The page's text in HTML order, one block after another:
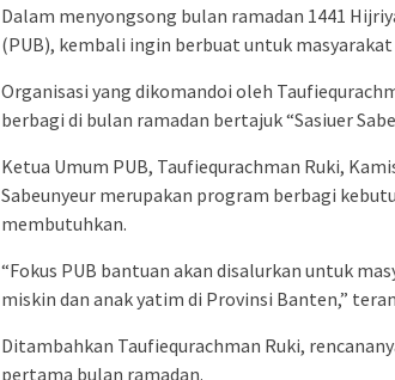
Dalam menyongsong bulan ramadan 1441
(PUB), kembali ingin berbuat untuk
Organisasi yang dikomandoi oleh
berbagi di bulan ramadan bertajuk “Sasiuer
Ketua Umum PUB, Taufiequrachman Ruki,
Sabeunyeur merupakan program berbagi
membutuhkan.
“Fokus PUB bantuan akan disalurkan untuk
miskin dan anak yatim di Provinsi Banten,”
Ditambahkan Taufiequrachman Ruki,
pertama bulan ramadan.